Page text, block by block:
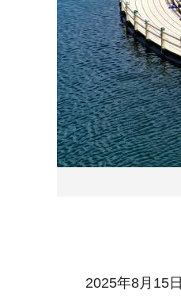
2025年8月15日